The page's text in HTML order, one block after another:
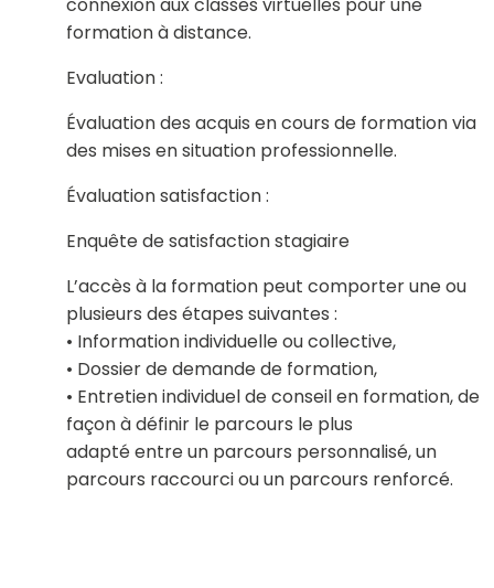
formation à distance.
Evaluation :
Évaluation des acquis en cours de formation via
des mises en situation professionnelle.
Évaluation satisfaction :
Enquête de satisfaction stagiaire
L’accès à la formation peut comporter une ou
plusieurs des étapes suivantes :
• Information individuelle ou collective,
• Dossier de demande de formation,
• Entretien individuel de conseil en formation, de
façon à définir le parcours le plus
adapté entre un parcours personnalisé, un
parcours raccourci ou un parcours renforcé.